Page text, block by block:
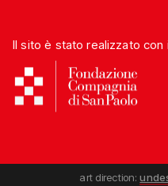
Il sito è stato realizzato con
art direction: